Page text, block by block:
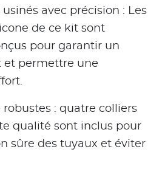
usinés avec précision : Les
de ce kit sont
pour garantir un
et permettre une
robustes : quatre colliers
qualité sont inclus pour
sûre des tuyaux et éviter